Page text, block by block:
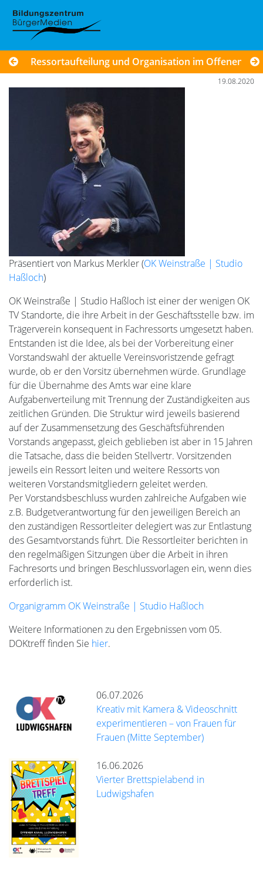
Ressortaufteilung und Organisation im Offenen
19.08.2020
Präsentiert von Markus Merkler (OK Weinstraße | Studio
Haßloch)
OK Weinstraße | Studio Haßloch ist einer der wenigen OK
TV Standorte, die ihre Arbeit in der Geschäftsstelle bzw. im
Trägerverein konsequent in Fachressorts umgesetzt haben.
Entstanden ist die Idee, als bei der Vorbereitung einer
Vorstandswahl der aktuelle Vereinsvoristzende gefragt
wurde, ob er den Vorsitz übernehmen würde. Grundlage
für die Übernahme des Amts war eine klare
Aufgabenverteilung mit Trennung der Zuständigkeiten aus
zeitlichen Gründen. Die Struktur wird jeweils basierend
auf der Zusammensetzung des Geschäftsführenden
Vorstands angepasst, gleich geblieben ist aber in 15 Jahren
die Tatsache, dass die beiden Stellvertr. Vorsitzenden
jeweils ein Ressort leiten und weitere Ressorts von
weiteren Vorstandsmitgliedern geleitet werden.
Per Vorstandsbeschluss wurden zahlreiche Aufgaben wie
z.B. Budgetverantwortung für den jeweiligen Bereich an
den zuständigen Ressortleiter delegiert was zur Entlastung
des Gesamtvorstands führt. Die Ressortleiter berichten in
den regelmäßigen Sitzungen über die Arbeit in ihren
Fachresorts und bringen Beschlussvorlagen ein, wenn dies
erforderlich ist.
Organigramm OK Weinstraße | Studio Haßloch
Weitere Informationen zu den Ergebnissen vom 05.
DOKtreff finden Sie hier.
06.07.2026
Kreativ mit Kamera & Videoschnitt
experimentieren – von Frauen für
Frauen (Mitte September)
16.06.2026
Vierter Brettspielabend in
Ludwigshafen